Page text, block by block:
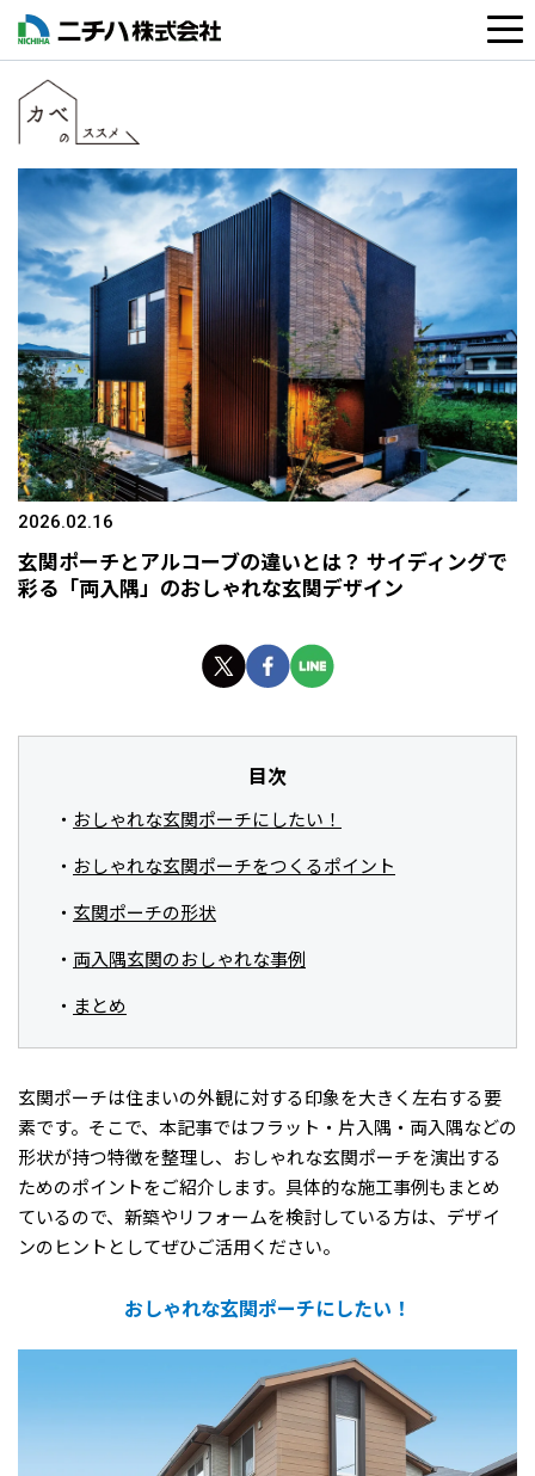
2026.02.16
玄関ポーチとアルコーブの違いとは？ サイディングで
彩る「両入隅」のおしゃれな玄関デザイン
目次
おしゃれな玄関ポーチにしたい！
おしゃれな玄関ポーチをつくるポイント
玄関ポーチの形状
両入隅玄関のおしゃれな事例
まとめ
玄関ポーチは住まいの外観に対する印象を大きく左右する要
素です。そこで、本記事ではフラット・片入隅・両入隅などの
形状が持つ特徴を整理し、おしゃれな玄関ポーチを演出する
ためのポイントをご紹介します。具体的な施工事例もまとめ
ているので、新築やリフォームを検討している方は、デザイ
ンのヒントとしてぜひご活用ください。
おしゃれな玄関ポーチにしたい！